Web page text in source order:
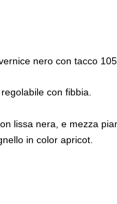
nero con tacco
con fibbia.
lissa nera, e mezza
in color apricot.